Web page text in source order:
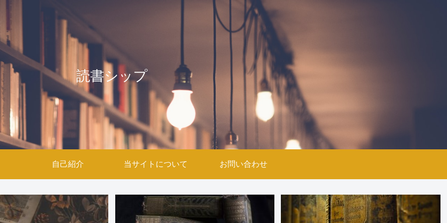
読書シップ
自己紹介 当サイトについて お問い合わせ